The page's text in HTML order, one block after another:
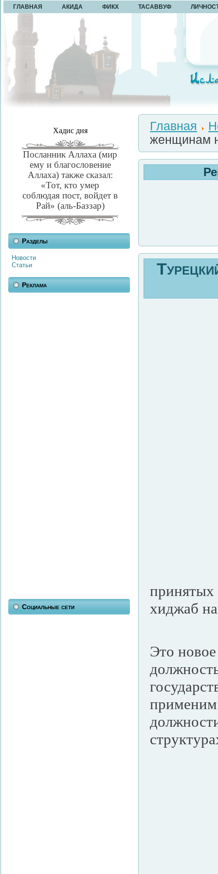
ГЛАВНАЯ АКИДА ФИКХ ТАСАВВУФ
Хадис дня
Посланник Аллаха (мир
ему и благословение
Аллаха) также сказал:
«Тот, кто умер
соблюдая пост, войдет в
Рай» (аль-Баззар)
Разделы
Новости
Статьи
Реклама
Социальные сети
Главная
женщинам
принятых
хиджаб
Это
применим